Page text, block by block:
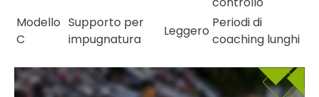
Modello
C
Supporto per
impugnatura
Leggero
Periodi di
coaching lunghi